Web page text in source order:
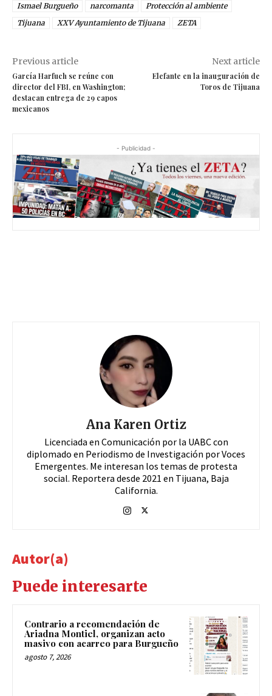
Ismael Burgueño
narcomanta
Protección al ambiente
Tijuana
XXV Ayuntamiento de Tijuana ZETA
Previous article
García Harfuch se reúne con
director del FBI, en Washington;
destacan entrega de 29 capos
mexicanos
Next article
Elefante en la inauguración de
Toros de Tijuana
- Publicidad -
Ana Karen Ortiz
Licenciada en Comunicación por la UABC con
diplomado en Periodismo de Investigación por Voces
Emergentes. Me interesan los temas de protesta
social. Reportera desde 2021 en Tijuana, Baja
California.
Autor(a)
Puede interesarte
Contrario a recomendación de
Ariadna Montiel, organizan acto
masivo con acarreo para Burgueño
agosto 7, 2026